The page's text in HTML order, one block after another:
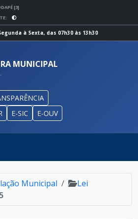
[3]
à Sexta, das 07h30 às 13h30
MUNICIPAL
E-SIC E-OUV
Municipal
Lei